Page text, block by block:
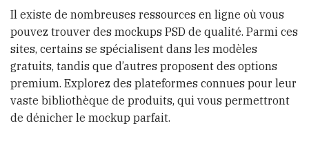
Il existe de nombreuses ressources en ligne où vous
pouvez trouver des mockups PSD de qualité. Parmi ces
sites, certains se spécialisent dans les modèles
gratuits, tandis que d’autres proposent des options
premium. Explorez des plateformes connues pour leur
vaste bibliothèque de produits, qui vous permettront
de dénicher le mockup parfait.